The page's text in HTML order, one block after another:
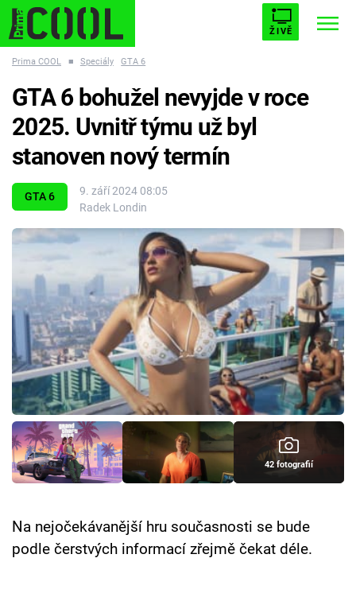
ŽIVĚ
ESCAPE PLNEJ KOTEL AVENGERS 5
Témata
Seriály
Hry
Cool Esport
Pořady
TV Program
Přihlášení
Prima COOL ■ Speciály GTA 6
GTA 6
9. září 2024 08:05
Radek Londin
GTA 6 bohužel nevyjde v roce
2025. Uvnitř týmu už byl
stanoven nový termín
42 fotografií
Na nejočekávanější hru současnosti se bude
podle čerstvých informací zřejmě čekat déle.